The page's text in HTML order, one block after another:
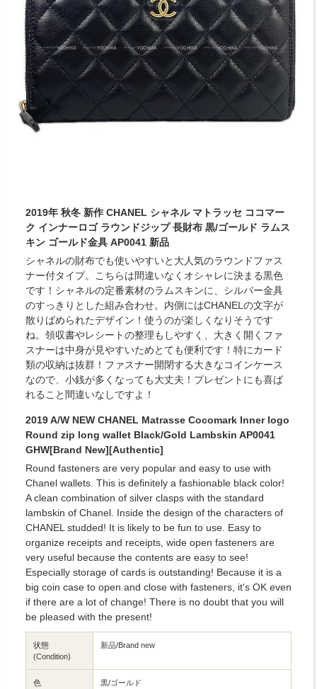
2019年 秋冬 新作 CHANEL シャネル マトラッセ ココマー
ク インナーロゴ ラウンドジップ 長財布 黒/ゴールド ラムス
キン ゴールド金具 AP0041 新品
シャネルの財布でも使いやすいと大人気のラウンドファス
ナー付タイプ。こちらは間違いなくオシャレに決まる黒色
です！シャネルの定番素材のラムスキンに、シルバー金具
のすっきりとした組み合わせ。内側にはCHANELの文字が
散りばめられたデザイン！使うのが楽しくなりそうです
ね。領収書やレシートの整理もしやすく、大きく開くファ
スナーは中身が見やすいためとても便利です！特にカード
類の収納は抜群！ファスナー開閉する大きなコインケース
なので、小銭が多くなっても大丈夫！プレゼントにも喜ば
れること間違いなしですよ！
2019 A/W NEW CHANEL Matrasse Cocomark Inner logo
Round zip long wallet Black/Gold Lambskin AP0041
GHW[Brand New][Authentic]
Round fasteners are very popular and easy to use with
Chanel wallets. This is definitely a fashionable black color!
A clean combination of silver clasps with the standard
lambskin of Chanel. Inside the design of the characters of
CHANEL studded! It is likely to be fun to use. Easy to
organize receipts and receipts, wide open fasteners are
very useful because the contents are easy to see!
Especially storage of cards is outstanding! Because it is a
big coin case to open and close with fasteners, it's OK even
if there are a lot of change! There is no doubt that you will
be pleased with the present!
状態
(Condition)
新品/Brand new
色
黒/ゴールド